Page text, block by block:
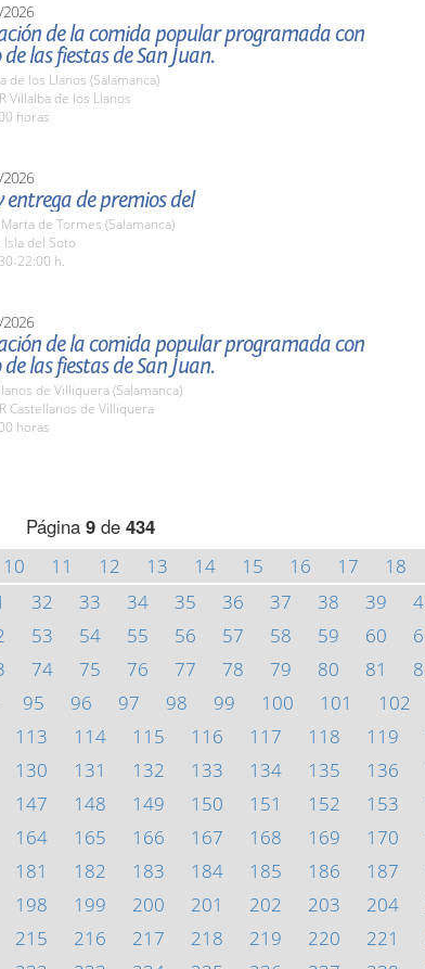
de la comida popular programada con
las fiestas de San Juan.
de los Llanos (Salamanca)
Villalba de los Llanos
horas
entrega de premios del
de Tormes (Salamanca)
Isla del Soto
22:00 h.
de la comida popular programada con
las fiestas de San Juan.
de Villiquera (Salamanca)
Castellanos de Villiquera
horas
Página 9de 434
10 11 12 13 14 15 16 17 18
32 33 34 35 36 37 38 39
53 54 55 56 57 58 59 60
74 75 76 77 78 79 80 81
95 96 97 98 99 100 101 102
113 114 115 116 117 118 119
130 131 132 133 134 135 136
147 148 149 150 151 152 153
164 165 166 167 168 169 170
181 182 183 184 185 186 187
198 199 200 201 202 203 204
215 216 217 218 219 220 221